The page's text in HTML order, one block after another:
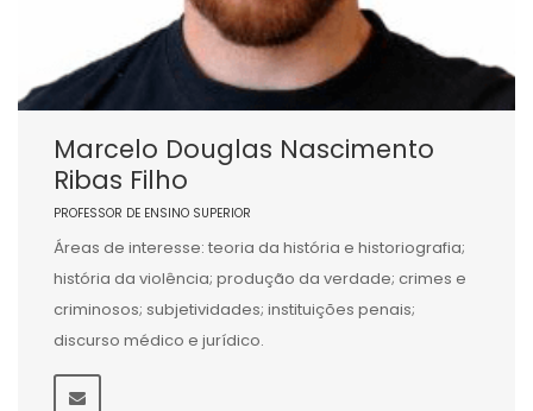
Marcelo Douglas Nascimento
Ribas Filho
PROFESSOR DE ENSINO SUPERIOR
Áreas de interesse: teoria da história e historiografia;
história da violência; produção da verdade; crimes e
criminosos; subjetividades; instituições penais;
discurso médico e jurídico.